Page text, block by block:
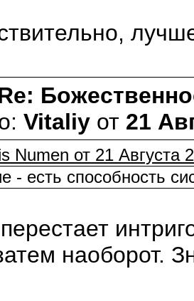
Vitaliy от 21
Numen от 21 Августа
- есть способность
наоборот.